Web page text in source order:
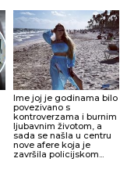
Ime joj je godinama bilo
povezivano s
kontroverzama i burnim
ljubavnim životom, a
sada se našla u centru
nove afere koja je
završila policijskom...